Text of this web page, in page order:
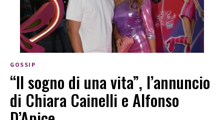
GOSSIP
“Il sogno di una vita”, l’annuncio
di Chiara Cainelli e Alfonso